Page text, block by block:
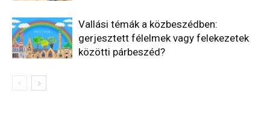
Vallási témák a közbeszédben:
gerjesztett félelmek vagy felekezetek
közötti párbeszéd?